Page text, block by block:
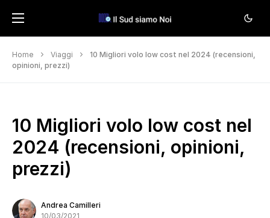
Home Viaggi
10 Migliori volo low cost nel 2024 (recensioni,
opinioni, prezzi)
10 Migliori volo low cost nel
2024 (recensioni, opinioni,
prezzi)
Andrea Camilleri
10/03/2021